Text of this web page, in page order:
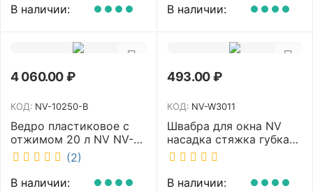
В наличии:
В наличии:
4 060.00₽
КОД: NV-10250-B
Ведро пластиковое с
отжимом 20 л NV NV-
10250-B
(2)
В наличии:
493.00₽
КОД: NV-W3011
Швабра для окна NV
насадка стяжка губка
30 см телескопическая
рукоятка 70-110 см NV-
W3011
В наличии: